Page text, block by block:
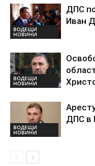
ВОДЕЩИ
НОВИНИ
ДПС
Иван
ВОДЕЩИ
НОВИНИ
ВОДЕЩИ
НОВИНИ
ДПС в